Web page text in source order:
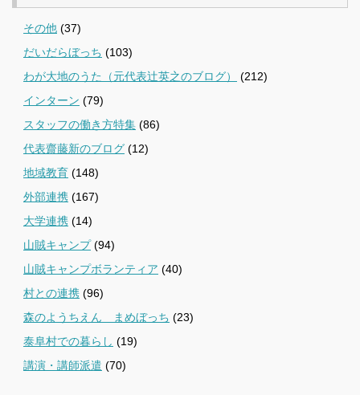
その他 (37)
だいだらぼっち (103)
わが大地のうた（元代表辻英之のブログ）
(212)
インターン (79)
スタッフの働き方特集 (86)
代表齋藤新のブログ (12)
地域教育 (148)
外部連携 (167)
大学連携 (14)
山賊キャンプ(94)
山賊キャンプボランティア (40)
村との連携 (96)
森のようちえん まめぼっち (23)
泰阜村での暮らし (19)
講演・講師派遣 (70)